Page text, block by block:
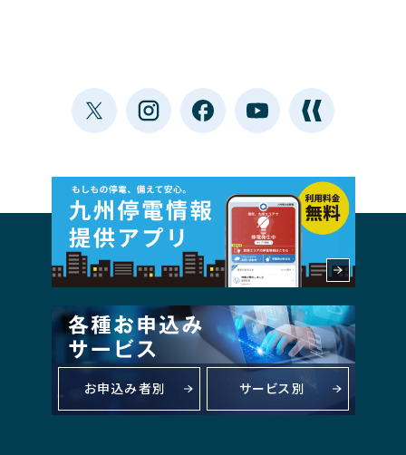
お申込み者別 サービス別